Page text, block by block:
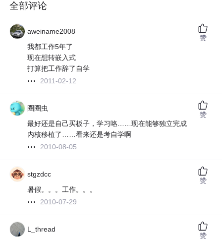
全部评论
aweiname2008
我都工作5年了
现在想转嵌入式
打算把工作辞了自学
2011-02-12
赞
圈圈虫
最好还是自己买板子，学习咯……现在能够独立完成
内核移植了……看来还是考自学啊
2010-08-05
赞
stgzdcc
暑假。。。工作。。。
2010-07-29
赞
L_thread
赞